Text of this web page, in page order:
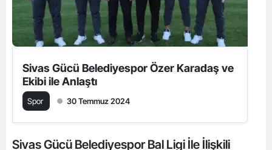
Sivas Gücü Belediyespor Özer Karadaş ve
Ekibi ile Anlaştı
Spor 30 Temmuz 2024
Sivas Gücü Belediyespor Bal Ligi İle İlişkili